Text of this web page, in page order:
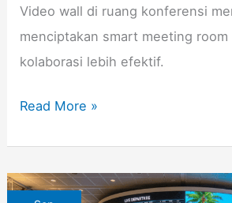
Video wall di ruang konferensi
menciptakan smart meeting
kolaborasi lebih efektif.
Read More »